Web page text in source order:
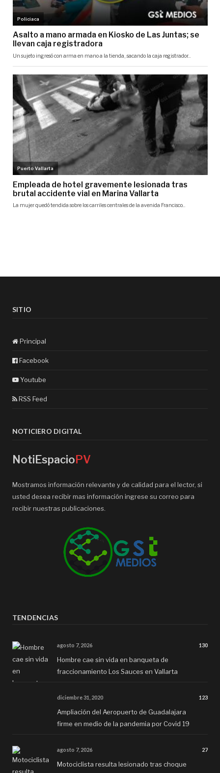
SITIO
Principal
Facebook
Youtube
RSS Feed
NOTICIERO DIGITAL
NotiEspacioPV
Mostramos información relevante y de calidad para el lector, si
usted desea recibir mas información ingrese su correo para
recibir nuestras publicaciones.
TENDENCIAS
agosto 7, 2026 130
Hombre cae sin vida en banqueta de
fraccionamiento Los Sauces en Vallarta
diciembre 31, 2020 123
Ampliación del Aeropuerto de Guadalajara
firme en medio de la pandemia por Covid 19
agosto 7, 2026 27
Motociclista resulta lesionado tras choque